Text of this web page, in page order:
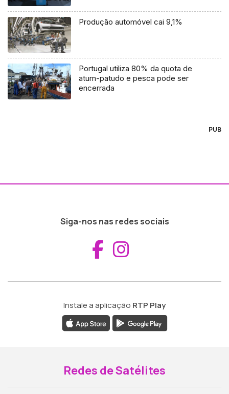
Produção automóvel cai 9,1%
Portugal utiliza 80% da quota de
atum-patudo e pesca pode ser
encerrada
PUB
Siga-nos nas redes sociais
Aceder ao
Instale a aplicação RTP Play
Redes de Satélites